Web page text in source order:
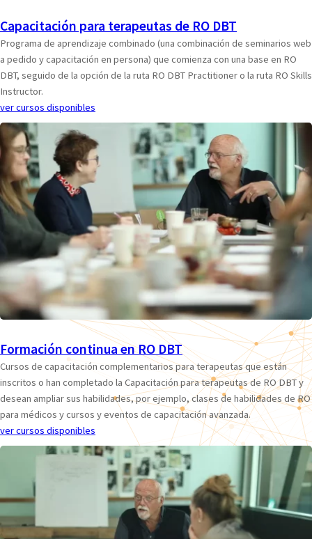
Capacitación para terapeutas de RO DBT
Programa de aprendizaje combinado (una combinación de seminarios web
a pedido y capacitación en persona) que comienza con una base en RO
DBT, seguido de la opción de la ruta RO DBT Practitioner o la ruta RO Skills
Instructor.
ver cursos disponibles
Formación continua en RO DBT
Cursos de capacitación complementarios para terapeutas que están
inscritos o han completado la Capacitación para terapeutas de RO DBT y
desean ampliar sus habilidades, por ejemplo, clases de habilidades de RO
para médicos y cursos y eventos de capacitación avanzada.
ver cursos disponibles